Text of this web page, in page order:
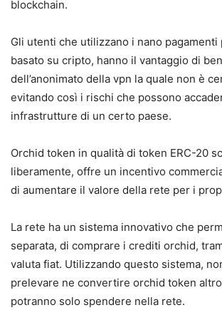
blockchain.
Gli utenti che utilizzano i nano
basato su cripto, hanno il vantaggio di
dell’anonimato della vpn la quale non è
evitando così i rischi che possono
infrastrutture di un certo paese.
Orchid token in qualità di token ERC-20
liberamente, offre un incentivo
di aumentare il valore della rete per i
La rete ha un sistema innovativo che
separata, di comprare i crediti orchid,
valuta fiat. Utilizzando questo sistema,
prelevare ne convertire orchid token
potranno solo spendere nella rete.